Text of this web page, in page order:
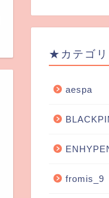
★カテゴリ
aespa
fromis_9